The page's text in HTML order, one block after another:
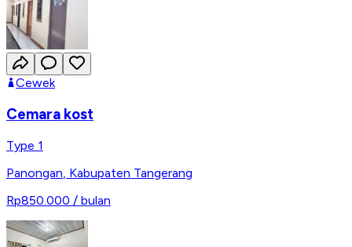
Cewek
Cemara kost
Type 1
Panongan Kabupaten Tangerang
Rp850.000 / bulan